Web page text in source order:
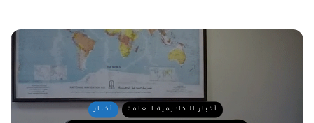
أخبار أخبار الأكاديمية العامة